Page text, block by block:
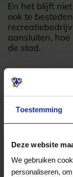
Toestemming
Deze website
We gebruiken
personaliseren,
En het blijft
ook te
aansluiten,
de stad.